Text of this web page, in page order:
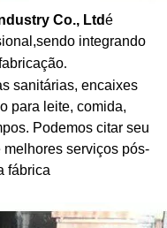
Co., Ltdé
sendo integrando
.
sanitárias, encaixes
para leite, comida,
Podemos citar seu
serviços pós-
fábrica